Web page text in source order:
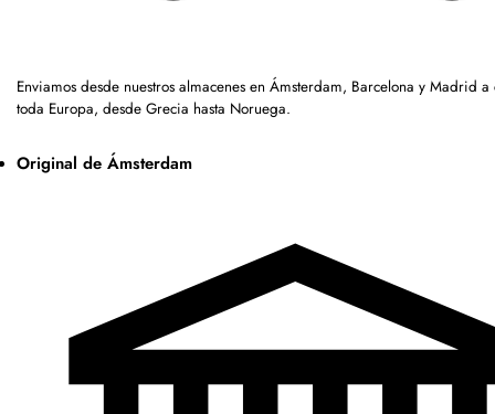
Enviamos desde nuestros almacenes en Ámsterdam, Barcelona y Madrid a
toda Europa, desde Grecia hasta Noruega.
Original de Ámsterdam